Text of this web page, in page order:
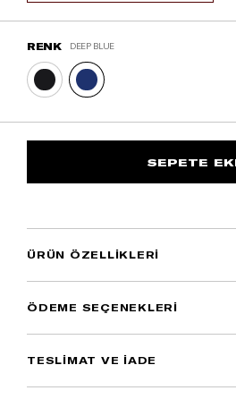
RENK DEEP BLUE
ÜRÜN ÖZELLIKLERI
ÖDEME SEÇENEKLERI
TESLİMAT VE İADE